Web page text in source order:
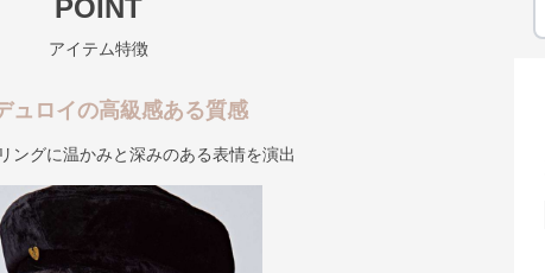
POINT
アイテム特徴
ュロイの高級感ある質感
ングに温かみと深みのある表情を演出